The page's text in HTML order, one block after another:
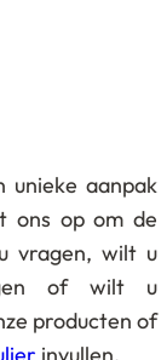
unieke aanpak
ons op om de
vragen, wilt u
of wilt u
producten of